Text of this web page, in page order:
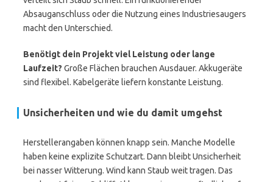
Absauganschluss oder die Nutzung eines Industriesaugers
macht den Unterschied.
Benötigt dein Projekt viel Leistung oder lange
Laufzeit? Große Flächen brauchen Ausdauer. Akkugeräte
sind flexibel. Kabelgeräte liefern konstante Leistung.
Unsicherheiten und wie du damit umgehst
Herstellerangaben können knapp sein. Manche Modelle
haben keine explizite Schutzart. Dann bleibt Unsicherheit
bei nasser Witterung. Wind kann Staub weit tragen. Das